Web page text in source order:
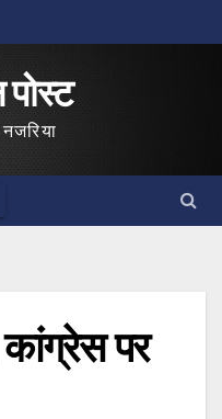
पर